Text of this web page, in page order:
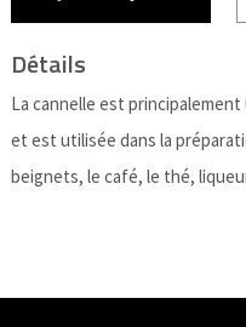
Détails
La cannelle est
et est utilisée dans la
beignets, le café, le thé,